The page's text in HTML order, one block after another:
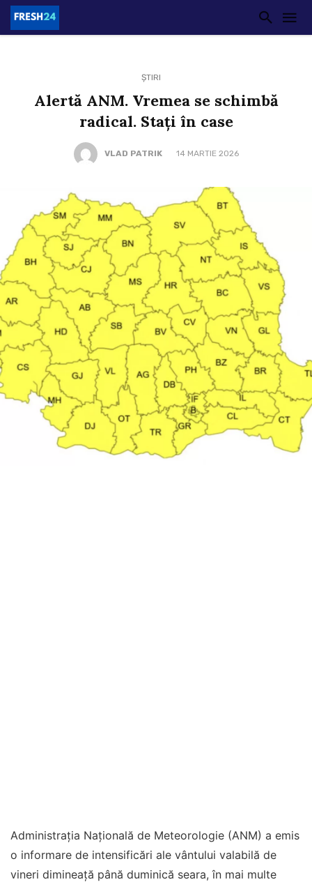
ȘTIRI
Alertă ANM. Vremea se schimbă
radical. Stați în case
VLAD PATRIK 14 MARTIE 2026
Administrația Națională de Meteorologie (ANM) a emis
o informare de intensificări ale vântului valabilă de
vineri dimineață până duminică seara, în mai multe